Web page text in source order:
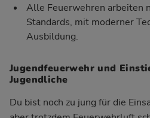
Alle Feuerwehren arbeiten
Standards, mit moderner
Ausbildung.
Jugendfeuerwehr und
Jugendliche
Du bist noch zu jung für die